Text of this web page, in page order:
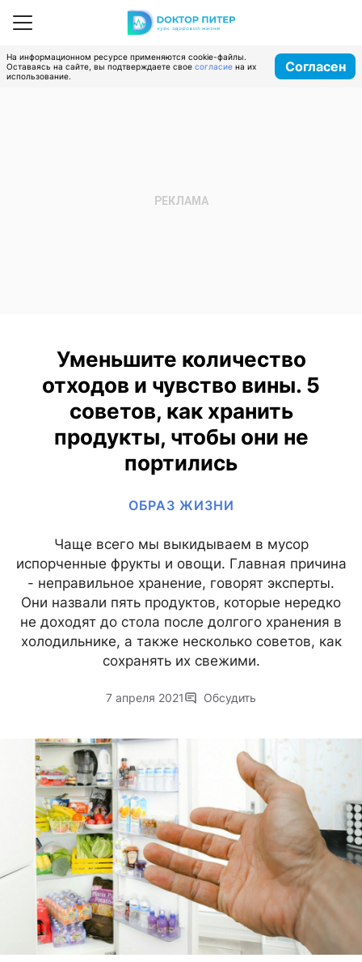
На информационном ресурсе применяются cookie-файлы.
Оставаясь на сайте, вы подтверждаете свое согласие на их
использование.
Согласен
Уменьшите количество
отходов и чувство вины. 5
советов, как хранить
продукты, чтобы они не
портились
ОБРАЗ ЖИЗНИ
Чаще всего мы выкидываем в мусор
испорченные фрукты и овощи. Главная причина
- неправильное хранение, говорят эксперты.
Они назвали пять продуктов, которые нередко
не доходят до стола после долгого хранения в
холодильнике, а также несколько советов, как
сохранять их свежими.
7 апреля 2021 Обсудить